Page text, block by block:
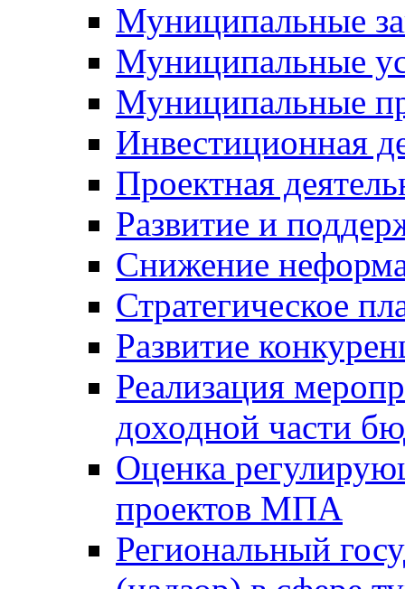
Муниципальные
Муниципальные
Муниципальные
Инвестиционная
Проектная
Развитие и
Снижение
Стратегическое
Развитие
Реализация
доходной части
Оценка
проектов МПА
Региональный